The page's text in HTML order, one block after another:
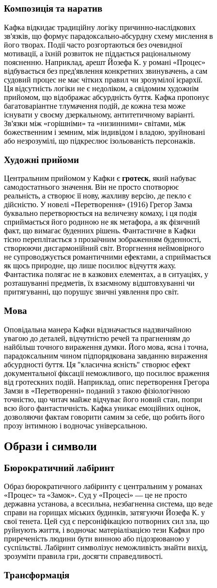
Композиція та наратив
Кафка відкидає традиційну логіку причинно-наслідкових
зв'язків, що формує парадоксально-абсурдну схему мислення в
його творах. Події часто розгортаються без очевидної
мотивації, а їхній розвиток не піддається раціональному
поясненню. Наприклад, арешт Йозефа К. у романі «Процес»
відбувається без пред'явлення конкретних звинувачень, а сам
судовий процес не має чітких правил чи зрозумілої ієрархії.
Ця відсутність логіки не є недоліком, а свідомим художнім
прийомом, що відображає абсурдність буття. Кафка пропонує
багатоваріантне тлумачення подій, де кожна теза може
існувати у своєму дзеркальному, антитетичному варіанті.
Зв'язки між «горішніми» та «низинними» світами, між
божественним і земним, між індивідом і владою, зруйновані
або незрозумілі, що підкреслює ізольованість персонажів.
Художні прийоми
Центральним прийомом у Кафки є гротеск, який набуває
самодостатнього значення. Він не просто спотворює
реальність, а створює її нову, жахливу версію, де пекло є
дійсністю. У новелі «Перетворення» (1916) Грегор Замза
буквально перетворюється на величезну комаху, і ця подія
сприймається його родиною не як метафора, а як фізичний
факт, що вимагає буденних рішень. Фантастичне в Кафки
тісно переплітається з прозаїчним зображенням буденності,
створюючи дисгармонійний світ. Вторгнення неймовірного
не супроводжується романтичними ефектами, а сприймається
як щось природне, що лише посилює відчуття жаху.
Фантастика полягає не в казкових елементах, а в ситуаціях, у
розташуванні предметів, їх взаємному відштовхуванні чи
притягуванні, що порушує звичні уявлення про світ.
Мова
Оповідальна манера Кафки відзначається надзвичайною
увагою до деталей, відчутністю речей та прагненням до
найбільш точного вираження думки. Його мова, ясна і точна,
парадоксальним чином підпорядкована завданню вираження
абсурдності буття. Ця "класична ясність" створює ефект
документальної фіксації неможливого, що посилює враження
від гротескних подій. Наприклад, опис перетворення Грегора
Замзи в «Перетворенні» поданий з такою фізіологічною
точністю, що читач майже відчуває його новий стан, попри
всю його фантастичність. Кафка уникає емоційних оцінок,
дозволяючи фактам говорити самим за себе, що робить його
прозу інтимною і водночас універсальною.
Образи і символи
Бюрократичний лабіринт
Образ бюрократичного лабіринту є центральним у романах
«Процес» та «Замок». Суд у «Процесі» — це не просто
державна установа, а всесильна, незбагненна система, що веде
справи на горищах міських будинків, затягуючи Йозефа К. у
свої тенета. Цей суд є персоніфікацією потворних сил зла, що
руйнують життя, і водночас матеріалізацією тези Кафки про
приреченість людини бути винною або підозрюваною у
суспільстві. Лабіринт символізує неможливість знайти вихід,
зрозуміти правила гри, досягти справедливості.
Трансформація